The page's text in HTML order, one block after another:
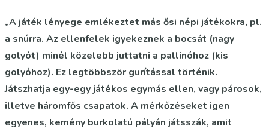
„A játék lényege emlékeztet más ősi népi játékokra, pl.
a snúrra. Az ellenfelek igyekeznek a bocsát (nagy
golyót) minél közelebb juttatni a pallinóhoz (kis
golyóhoz). Ez legtöbbször gurítással történik.
Játszhatja egy-egy játékos egymás ellen, vagy párosok,
illetve háromfős csapatok. A mérkőzéseket igen
egyenes, kemény burkolatú pályán játsszák, amit